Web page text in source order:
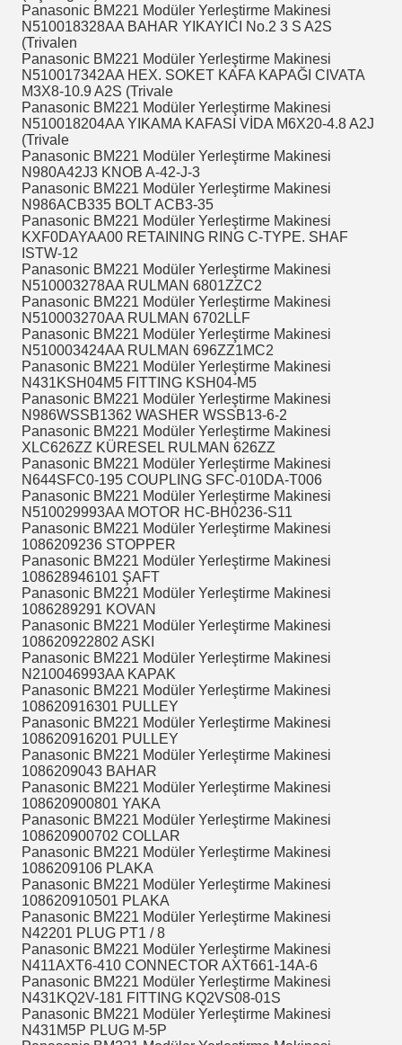
Panasonic BM221 Modüler Yerleştirme Makinesi
N510018328AA BAHAR YIKAYICI No.2 3 S A2S
(Trivalen
Panasonic BM221 Modüler Yerleştirme Makinesi
N510017342AA HEX. SOKET KAFA KAPAĞI CIVATA
M3X8-10.9 A2S (Trivale
Panasonic BM221 Modüler Yerleştirme Makinesi
N510018204AA YIKAMA KAFASI VİDA M6X20-4.8 A2J
(Trivale
Panasonic BM221 Modüler Yerleştirme Makinesi
N980A42J3 KNOB A-42-J-3
Panasonic BM221 Modüler Yerleştirme Makinesi
N986ACB335 BOLT ACB3-35
Panasonic BM221 Modüler Yerleştirme Makinesi
KXF0DAYAA00 RETAINING RING C-TYPE. SHAF
ISTW-12
Panasonic BM221 Modüler Yerleştirme Makinesi
N510003278AA RULMAN 6801ZZC2
Panasonic BM221 Modüler Yerleştirme Makinesi
N510003270AA RULMAN 6702LLF
Panasonic BM221 Modüler Yerleştirme Makinesi
N510003424AA RULMAN 696ZZ1MC2
Panasonic BM221 Modüler Yerleştirme Makinesi
N431KSH04M5 FITTING KSH04-M5
Panasonic BM221 Modüler Yerleştirme Makinesi
N986WSSB1362 WASHER WSSB13-6-2
Panasonic BM221 Modüler Yerleştirme Makinesi
XLC626ZZ KÜRESEL RULMAN 626ZZ
Panasonic BM221 Modüler Yerleştirme Makinesi
N644SFC0-195 COUPLING SFC-010DA-T006
Panasonic BM221 Modüler Yerleştirme Makinesi
N510029993AA MOTOR HC-BH0236-S11
Panasonic BM221 Modüler Yerleştirme Makinesi
1086209236 STOPPER
Panasonic BM221 Modüler Yerleştirme Makinesi
108628946101 ŞAFT
Panasonic BM221 Modüler Yerleştirme Makinesi
1086289291 KOVAN
Panasonic BM221 Modüler Yerleştirme Makinesi
108620922802 ASKI
Panasonic BM221 Modüler Yerleştirme Makinesi
N210046993AA KAPAK
Panasonic BM221 Modüler Yerleştirme Makinesi
108620916301 PULLEY
Panasonic BM221 Modüler Yerleştirme Makinesi
108620916201 PULLEY
Panasonic BM221 Modüler Yerleştirme Makinesi
1086209043 BAHAR
Panasonic BM221 Modüler Yerleştirme Makinesi
108620900801 YAKA
Panasonic BM221 Modüler Yerleştirme Makinesi
108620900702 COLLAR
Panasonic BM221 Modüler Yerleştirme Makinesi
1086209106 PLAKA
Panasonic BM221 Modüler Yerleştirme Makinesi
108620910501 PLAKA
Panasonic BM221 Modüler Yerleştirme Makinesi
N42201 PLUG PT1 / 8
Panasonic BM221 Modüler Yerleştirme Makinesi
N411AXT6-410 CONNECTOR AXT661-14A-6
Panasonic BM221 Modüler Yerleştirme Makinesi
N431KQ2V-181 FITTING KQ2VS08-01S
Panasonic BM221 Modüler Yerleştirme Makinesi
N431M5P PLUG M-5P